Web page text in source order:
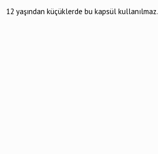
12 yaşından küçüklerde bu kapsül kullanılmaz.